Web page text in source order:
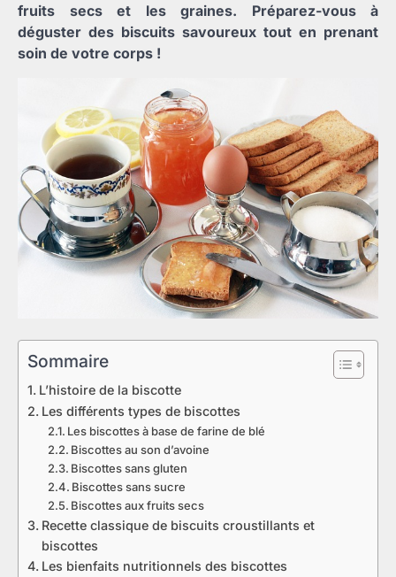
fruits secs et les graines. Préparez-vous à
déguster des biscuits savoureux tout en prenant
soin de votre corps !
Sommaire
L’histoire de la biscotte
Les différents types de biscottes
Les biscottes à base de farine de blé
Biscottes au son d’avoine
Biscottes sans gluten
Biscottes sans sucre
Biscottes aux fruits secs
Recette classique de biscuits croustillants et
biscottes
Les bienfaits nutritionnels des biscottes